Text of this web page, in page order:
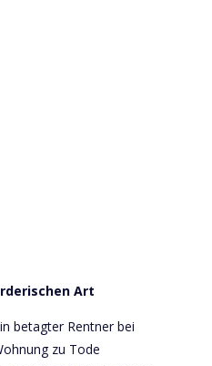
Art
betagter Rentner bei
zu Tode